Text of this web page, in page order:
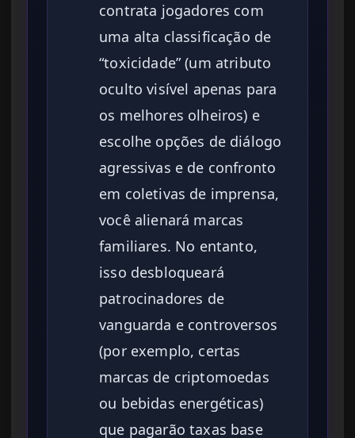
contrata jogadores com
uma alta classificação de
“toxicidade” (um atributo
oculto visível apenas para
os melhores olheiros) e
escolhe opções de diálogo
agressivas e de confronto
em coletivas de imprensa,
você alienará marcas
familiares. No entanto,
isso desbloqueará
patrocinadores de
vanguarda e controversos
(por exemplo, certas
marcas de criptomoedas
ou bebidas energéticas)
que pagarão taxas base